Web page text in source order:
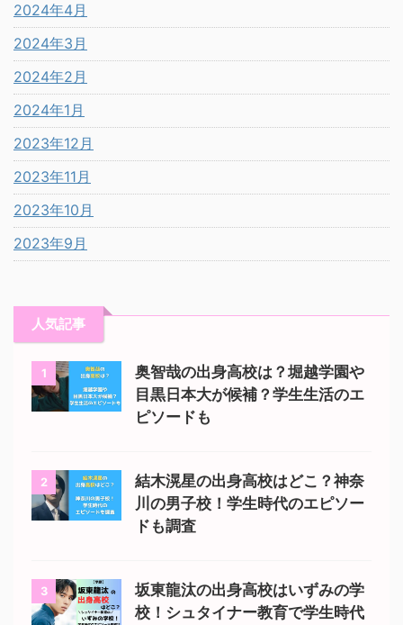
2024年4月
2024年3月
2024年2月
2024年1月
2023年12月
2023年11月
2023年10月
2023年9月
人気記事
1
奥智哉の出身高校は？堀越学園や
目黒日本大が候補？学生生活のエ
ピソードも
2
結木滉星の出身高校はどこ？神奈
川の男子校！学生時代のエピソー
ドも調査
3
坂東龍汰の出身高校はいずみの学
校！シュタイナー教育で学生時代